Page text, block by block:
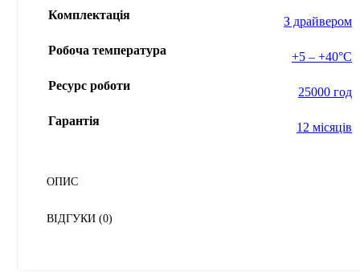
Комплектація З драйвером
Робоча температура +5 – +40°С
Ресурс роботи 25000 год
Гарантія 12 місяців
ОПИС
ВІДГУКИ (0)